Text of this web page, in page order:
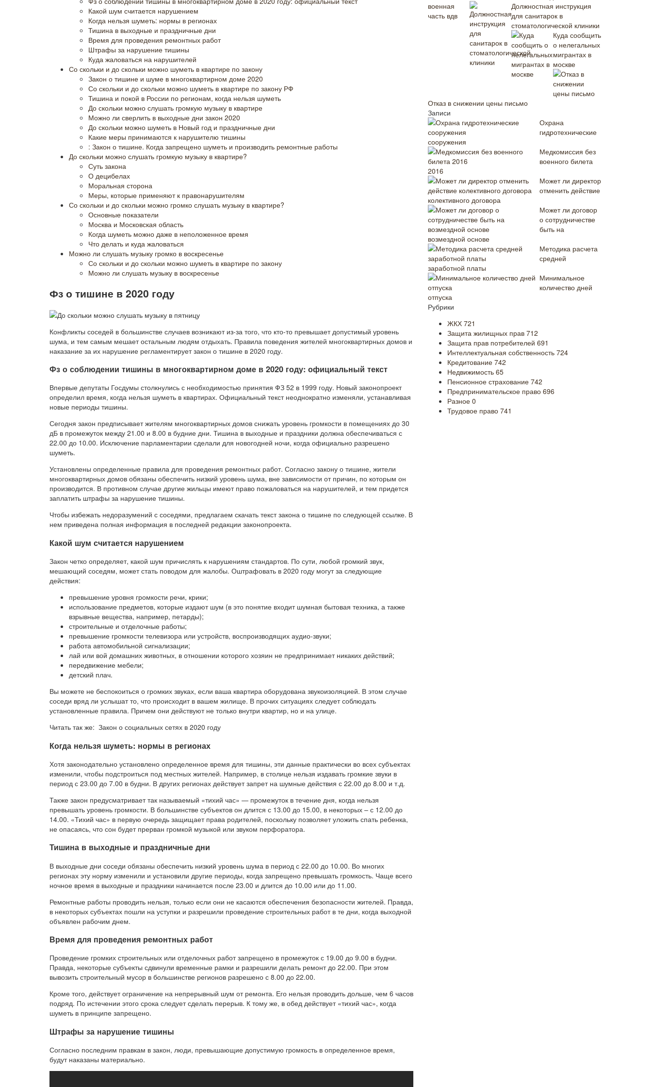
Какой шум считается нарушением
Когда нельзя шуметь: нормы в регионах
Тишина в выходные и праздничные дни
Время для проведения ремонтных работ
Штрафы за нарушение тишины
Куда жаловаться на нарушителей
Со скольки и до скольки можно шуметь в квартире по закону
Закон о тишине и шуме в многоквартирном доме 2020
Со скольки и до скольки можно шуметь в квартире по закону РФ
Тишина и покой в России по регионам, когда нельзя шуметь
До скольки можно слушать громкую музыку в квартире
Можно ли сверлить в выходные дни закон 2020
До скольки можно шуметь в Новый год и праздничные дни
Какие меры принимаются к нарушителю тишины
: Закон о тишине. Когда запрещено шуметь и производить ремонтные работы
До скольки можно слушать громкую музыку в квартире?
Суть закона
О децибелах
Моральная сторона
Меры, которые применяют к правонарушителям
Со скольки и до скольки можно громко слушать музыку в квартире?
Основные показатели
Москва и Московская область
Когда шуметь можно даже в неположенное время
Что делать и куда жаловаться
Можно ли слушать музыку громко в воскресенье
Со скольки и до скольки можно шуметь в квартире по закону
Можно ли слушать музыку в воскресенье
Фз о тишине в 2020 году
Конфликты соседей в большинстве случаев возникают из-за того, что кто-то превышает допустимый уровень
шума, и тем самым мешает остальным людям отдыхать. Правила поведения жителей многоквартирных домов и
наказание за их нарушение регламентирует закон о тишине в 2020 году.
Фз о соблюдении тишины в многоквартирном доме в 2020 году: официальный текст
Впервые депутаты Госдумы столкнулись с необходимостью принятия ФЗ 52 в 1999 году. Новый законопроект
определил время, когда нельзя шуметь в квартирах. Официальный текст неоднократно изменяли, устанавливая
новые периоды тишины.
Сегодня закон предписывает жителям многоквартирных домов снижать уровень громкости в помещениях до 30
дБ в промежуток между 21.00 и 8.00 в будние дни. Тишина в выходные и праздники должна обеспечиваться с
22.00 до 10.00. Исключение парламентарии сделали для новогодней ночи, когда официально разрешено
шуметь.
Установлены определенные правила для проведения ремонтных работ. Согласно закону о тишине, жители
многоквартирных домов обязаны обеспечить низкий уровень шума, вне зависимости от причин, по которым он
производится. В противном случае другие жильцы имеют право пожаловаться на нарушителей, и тем придется
заплатить штрафы за нарушение тишины.
Чтобы избежать недоразумений с соседями, предлагаем скачать текст закона о тишине по следующей ссылке. В
нем приведена полная информация в последней редакции законопроекта.
Какой шум считается нарушением
Закон четко определяет, какой шум причислять к нарушениям стандартов. По сути, любой громкий звук,
мешающий соседям, может стать поводом для жалобы. Оштрафовать в 2020 году могут за следующие
действия:
превышение уровня громкости речи, крики;
использование предметов, которые издают шум (в это понятие входит шумная бытовая техника, а также
взрывные вещества, например, петарды);
строительные и отделочные работы;
превышение громкости телевизора или устройств, воспроизводящих аудио-звуки;
работа автомобильной сигнализации;
лай или вой домашних животных, в отношении которого хозяин не предпринимает никаких действий;
передвижение мебели;
детский плач.
Вы можете не беспокоиться о громких звуках, если ваша квартира оборудована звукоизоляцией. В этом случае
соседи вряд ли услышат то, что происходит в вашем жилище. В прочих ситуациях следует соблюдать
установленные правила. Причем они действуют не только внутри квартир, но и на улице.
Читать так же: Закон о социальных сетях в 2020 году
Когда нельзя шуметь: нормы в регионах
Хотя законодательно установлено определенное время для тишины, эти данные практически во всех субъектах
изменили, чтобы подстроиться под местных жителей. Например, в столице нельзя издавать громкие звуки в
период с 23.00 до 7.00 в будни. В других регионах действует запрет на шумные действия с 22.00 до 8.00 и т.д.
Также закон предусматривает так называемый «тихий час» — промежуток в течение дня, когда нельзя
превышать уровень громкости. В большинстве субъектов он длится с 13.00 до 15.00, в некоторых – с 12.00 до
14.00. «Тихий час» в первую очередь защищает права родителей, поскольку позволяет уложить спать ребенка,
не опасаясь, что сон будет прерван громкой музыкой или звуком перфоратора.
Тишина в выходные и праздничные дни
В выходные дни соседи обязаны обеспечить низкий уровень шума в период с 22.00 до 10.00. Во многих
регионах эту норму изменили и установили другие периоды, когда запрещено превышать громкость. Чаще всего
ночное время в выходные и праздники начинается после 23.00 и длится до 10.00 или до 11.00.
Ремонтные работы проводить нельзя, только если они не касаются обеспечения безопасности жителей. Правда,
в некоторых субъектах пошли на уступки и разрешили проведение строительных работ в те дни, когда выходной
объявлен рабочим днем.
Время для проведения ремонтных работ
Проведение громких строительных или отделочных работ запрещено в промежуток с 19.00 до 9.00 в будни.
Правда, некоторые субъекты сдвинули временные рамки и разрешили делать ремонт до 22.00. При этом
вывозить строительный мусор в большинстве регионов разрешено с 8.00 до 22.00.
Кроме того, действует ограничение на непрерывный шум от ремонта. Его нельзя проводить дольше, чем 6 часов
подряд. По истечении этого срока следует сделать перерыв. К тому же, в обед действует «тихий час», когда
шуметь в принципе запрещено.
Штрафы за нарушение тишины
Согласно последним правкам в закон, люди, превышающие допустимую громкость в определенное время,
будут наказаны материально.
Должностная инструкция
для санитарок в
стоматологической клиники
Куда сообщить
о нелегальных
мигрантах в
москве
Отказ в снижении цены письмо
Записи
Охрана
гидротехнические
сооружения
Медкомиссия без
военного билета
2016
Может ли директор
отменить действие
колективного договора
Может ли договор
о сотрудничестве
быть на
возмездной основе
Методика расчета
средней
заработной платы
Минимальное
количество дней
отпуска
Рубрики
ЖКХ 721
Защита жилищных прав 712
Защита прав потребителей 691
Интеллектуальная собственность 724
Кредитование 742
Недвижимость 65
Пенсионное страхование 742
Предпринимательское право 696
Разное 0
Трудовое право 741